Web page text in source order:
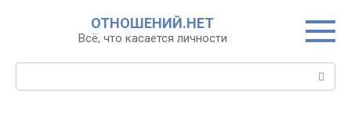
ОТНОШЕНИЙ.НЕТ
Всё, что касается личности
Поиск: